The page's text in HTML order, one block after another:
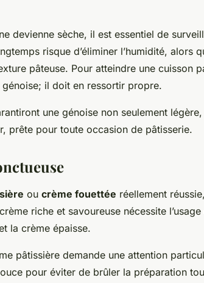
devienne sèche, il est essentiel de
risque d’éliminer l’humidité, alors
pâteuse. Pour atteindre une cuisson
il doit en ressortir propre.
une génoise non seulement
prête pour toute occasion de pâtisserie.
ou crème fouettée réellement
riche et savoureuse nécessite
la crème épaisse.
pâtissière demande une attention
pour éviter de brûler la préparation